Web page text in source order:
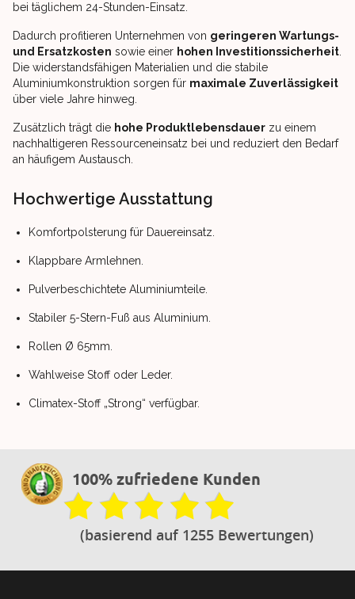
bei täglichem 24-Stunden-Einsatz.
Dadurch profitieren Unternehmen von geringeren Wartungs-
und Ersatzkosten sowie einer hohen Investitionssicherheit
Die widerstandsfähigen Materialien und die stabile
Aluminiumkonstruktion sorgen für maximale Zuverlässigkeit
über viele Jahre hinweg.
Zusätzlich trägt die hohe Produktlebensdauer zu einem
nachhaltigeren Ressourceneinsatz bei und reduziert den Bedarf
an häufigem Austausch.
Hochwertige Ausstattung
Komfortpolsterung für Dauereinsatz.
Klappbare Armlehnen.
Pulverbeschichtete Aluminiumteile.
Stabiler 5-Stern-Fuß aus Aluminium.
Rollen Ø 65mm.
Wahlweise Stoff oder Leder.
Climatex-Stoff „Strong“ verfügbar.
100% zufriedene Kunden
(basierend auf 1255 Bewertungen)